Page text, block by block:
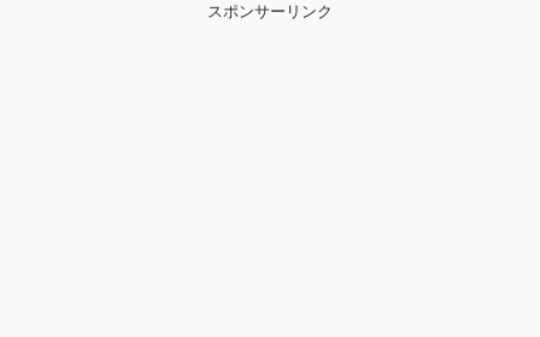
スポンサーリンク